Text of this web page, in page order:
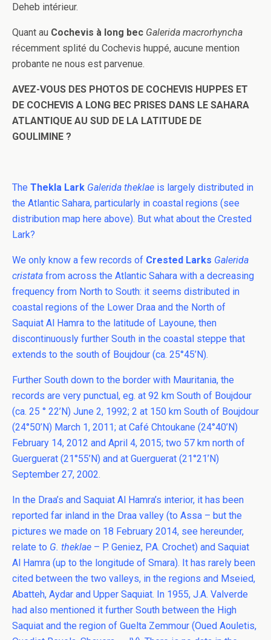
Deheb intérieur.
Quant au Cochevis à long bec Galerida macrorhyncha
récemment splité du Cochevis huppé, aucune mention
probante ne nous est parvenue.
AVEZ-VOUS DES PHOTOS DE COCHEVIS HUPPES ET
DE COCHEVIS A LONG BEC PRISES DANS LE SAHARA
ATLANTIQUE AU SUD DE LA LATITUDE DE
GOULIMINE ?
The Thekla Lark Galerida theklae is largely distributed in
the Atlantic Sahara, particularly in coastal regions (see
distribution map here above). But what about the Crested
Lark?
We only know a few records of Crested Larks Galerida
cristata from across the Atlantic Sahara with a decreasing
frequency from North to South: it seems distributed in
coastal regions of the Lower Draa and the North of
Saquiat Al Hamra to the latitude of Layoune, then
discontinuously further South in the coastal steppe that
extends to the south of Boujdour (ca. 25°45’N).
Further South down to the border with Mauritania, the
records are very punctual, eg. at 92 km South of Boujdour
(ca. 25 ° 22’N) June 2, 1992; 2 at 150 km South of Boujdour
(24°50’N) March 1, 2011; at Café Chtoukane (24°40’N)
February 14, 2012 and April 4, 2015; two 57 km north of
Guerguerat (21°55’N) and at Guerguerat (21°21’N)
September 27, 2002.
In the Draa’s and Saquiat Al Hamra’s interior, it has been
reported far inland in the Draa valley (to Assa – but the
pictures we made on 18 February 2014, see hereunder,
relate to G. theklae – P. Geniez, P.A. Crochet) and Saquiat
Al Hamra (up to the longitude of Smara). It has rarely been
cited between the two valleys, in the regions and Mseied,
Abatteh, Aydar and Upper Saquiat. In 1955, J.A. Valverde
had also mentioned it further South between the High
Saquiat and the region of Guelta Zemmour (Oued Aouletis,